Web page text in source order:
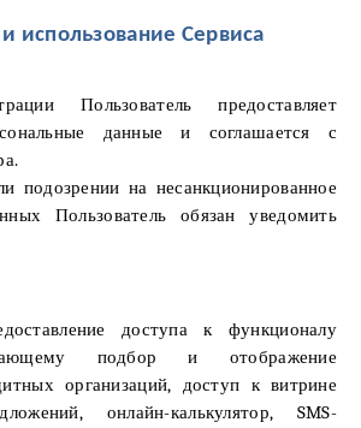
использование Сервиса
Пользователь предоставляет
данные и соглашается с
подозрении на несанкционированное
Пользователь обязан уведомить
доступа к функционалу
подбор и отображение
организаций, доступ к витрине
онлайн-калькулятор, SMS-